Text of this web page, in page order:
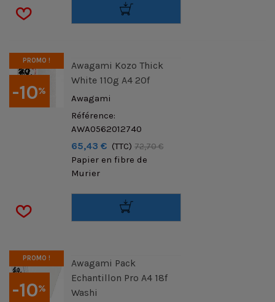
-10%
PROMO !
Awagami Kozo Thick
White 110g A4 20f
Awagami
Référence:
AWA0562012740
65,43 € (TTC) 72,70 €
Papier en fibre de
Murier
-10%
PROMO !
Awagami Pack
Echantillon Pro A4 18f
Washi